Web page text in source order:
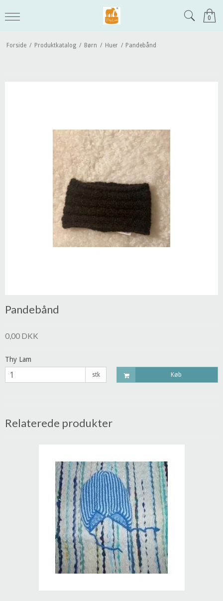
0
Forside / Produktkatalog / Børn / Huer / Pandebånd
Pandebånd
0,00 DKK
Thy Lam
stk Køb
Relaterede produkter